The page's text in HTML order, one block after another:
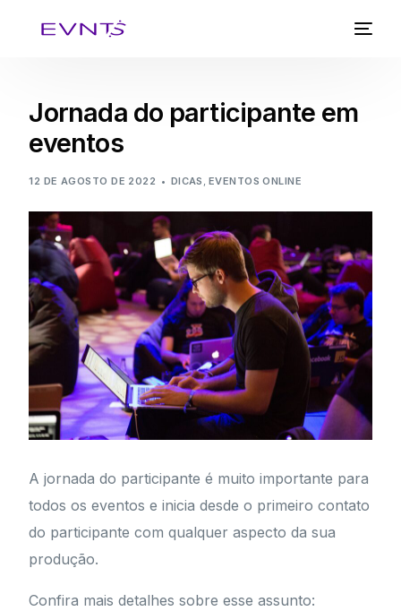
Jornada do participante em
eventos
12 DE AGOSTO DE 2022 DICAS , EVENTOS ONLINE
A jornada do participante é muito importante para
todos os eventos e inicia desde o primeiro contato
do participante com qualquer aspecto da sua
produção.
Confira mais detalhes sobre esse assunto: